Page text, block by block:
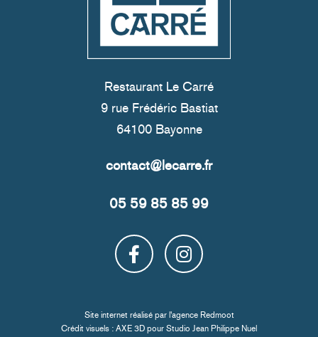
Restaurant Le Carré
9 rue Frédéric Bastiat
64100 Bayonne
05 59 85 85 99
Site internet réalisé par l'agence Redmoot
Crédit visuels : AXE 3D pour Studio Jean Philippe Nuel